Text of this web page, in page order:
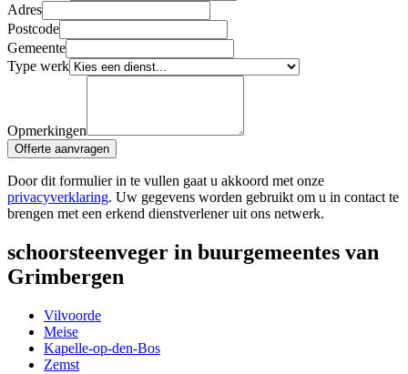
Adres
Postcode
Gemeente
Type werk
Opmerkingen
Offerte aanvragen
Door dit formulier in te vullen gaat u akkoord met onze
privacyverklaring. Uw gegevens worden gebruikt om u in contact te
brengen met een erkend dienstverlener uit ons netwerk.
schoorsteenveger in buurgemeentes van
Grimbergen
Vilvoorde
Meise
Kapelle-op-den-Bos
Zemst